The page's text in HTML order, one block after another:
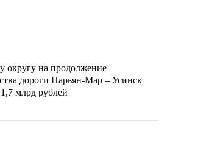
округу на продолжение
дороги Нарьян-Мар – Усинск
млрд рублей